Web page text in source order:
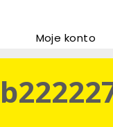
Moje konto